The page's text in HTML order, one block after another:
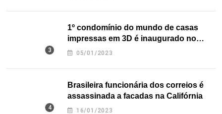
1º condomínio do mundo de casas
impressas em 3D é inaugurado no
Texas
05/01/2023
Brasileira funcionária dos correios é
assassinada a facadas na Califórnia
16/01/2023